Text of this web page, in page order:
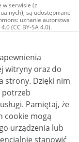
w serwisie (z
są udostępniane
uznanie autorstwa
(CC BY-SA 4.0).
zdjęcia, materiały
na licencji typu
użycie
4.0 (CC BY-
inaczej.
witryny oraz do
nim
potrzeb
że
cookie mogą
urządzenia lub
stanowić